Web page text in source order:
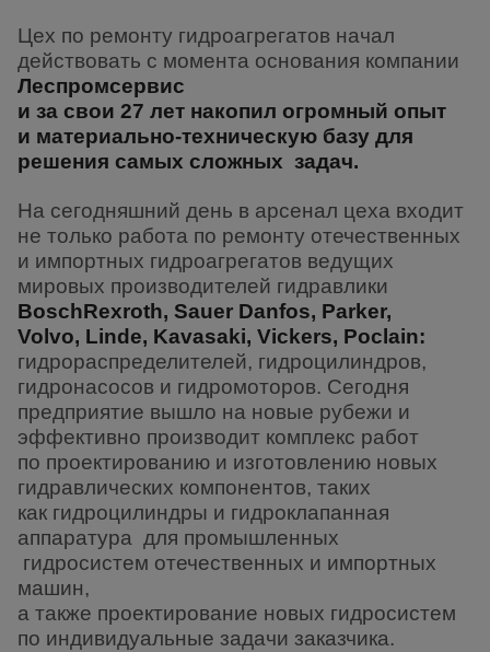
Цех по ремонту гидроагрегатов начал
действовать с момента основания компании
Леспромсервис
и за свои 27 лет накопил огромный опыт
и материально-техническую базу для
решения самых сложных задач.
На сегодняшний день в арсенал цеха входит
не только работа по ремонту отечественных
и импортных гидроагрегатов ведущих
мировых производителей гидравлики
BoschRexroth, Sauer Danfos, Parker,
Volvo, Linde, Kavasaki, Vickers, Poclain:
гидрораспределителей, гидроцилиндров,
гидронасосов и гидромоторов. Сегодня
предприятие вышло на новые рубежи и
эффективно производит комплекс работ
по проектированию и изготовлению новых
гидравлических компонентов, таких
как гидроцилиндры и гидроклапанная
аппаратура для промышленных
гидросистем отечественных и импортных
машин,
а также проектирование новых гидросистем
по индивидуальные задачи заказчика.